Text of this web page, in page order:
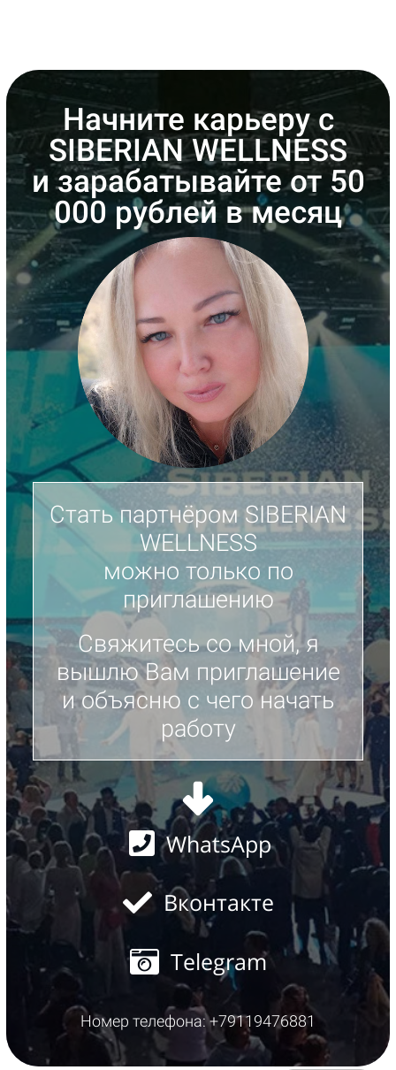
Начните карьеру с
SIBERIAN WELLNESS
и зарабатывайте от 50
000 рублей в месяц
Стать партнёром SIBERIAN
WELLNESS
можно только по
приглашению
Свяжитесь со мной, я
вышлю Вам приглашение
и объясню с чего начать
работу
WhatsApp
Вконтакте
Telegram
Номер телефона: +79119476881